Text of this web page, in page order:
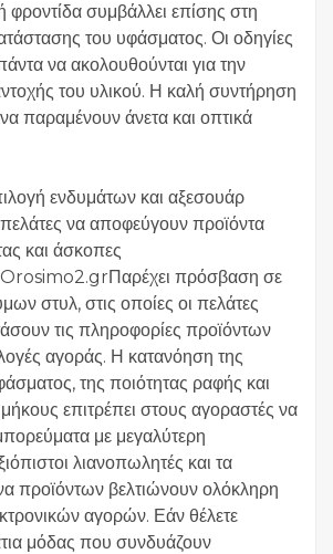
συμβάλλει επίσης στη
του υφάσματος. Οι οδηγίες
να ακολουθούνται για την
του υλικού. Η καλή συντήρηση
παραμένουν άνετα και οπτικά
ενδυμάτων και αξεσουάρ
πελάτες να αποφεύγουν προϊόντα
και άσκοπες
πρόσβαση σε
στυλ, στις οποίες οι πελάτες
τις πληροφορίες προϊόντων
αγοράς. Η κατανόηση της
της ποιότητας ραφής και
επιτρέπει στους αγοραστές να
με μεγαλύτερη
λιανοπωλητές και τα
προϊόντων βελτιώνουν ολόκληρη
αγορών. Εάν θέλετε
μόδας που συνδυάζουν